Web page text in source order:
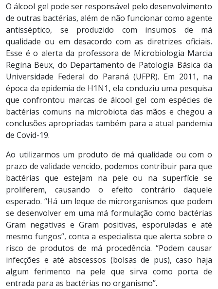
O álcool gel pode ser responsável pelo desenvolvimento
de outras bactérias, além de não funcionar como agente
antisséptico, se produzido com insumos de má
qualidade ou em desacordo com as diretrizes oficiais.
Esse é o alerta da professora de Microbiologia Marcia
Regina Beux, do Departamento de Patologia Básica da
Universidade Federal do Paraná (UFPR). Em 2011, na
época da epidemia de H1N1, ela conduziu uma pesquisa
que confrontou marcas de álcool gel com espécies de
bactérias comuns na microbiota das mãos e chegou a
conclusões apropriadas também para a atual pandemia
de Covid-19.
Ao utilizarmos um produto de má qualidade ou com o
prazo de validade vencido, podemos contribuir para que
bactérias que estejam na pele ou na superfície se
proliferem, causando o efeito contrário daquele
esperado. “Há um leque de microrganismos que podem
se desenvolver em uma má formulação como bactérias
Gram negativas e Gram positivas, esporuladas e até
mesmo fungos”, conta a especialista que alerta sobre o
risco de produtos de má procedência. “Podem causar
infecções e até abscessos (bolsas de pus), caso haja
algum ferimento na pele que sirva como porta de
entrada para as bactérias no organismo”.